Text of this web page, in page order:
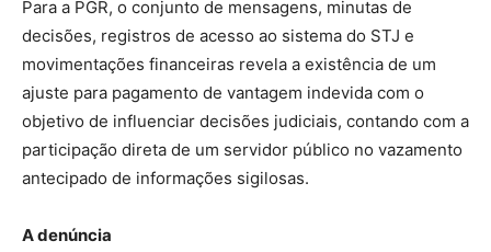
Para a PGR, o conjunto de mensagens, minutas de
decisões, registros de acesso ao sistema do STJ e
movimentações financeiras revela a existência de um
ajuste para pagamento de vantagem indevida com o
objetivo de influenciar decisões judiciais, contando com a
participação direta de um servidor público no vazamento
antecipado de informações sigilosas.
A denúncia